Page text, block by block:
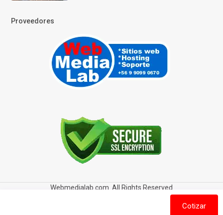
Proveedores
Webmedialab.com. All Rights Reserved
Política de privacidad
Política de Cookies
Cotizar